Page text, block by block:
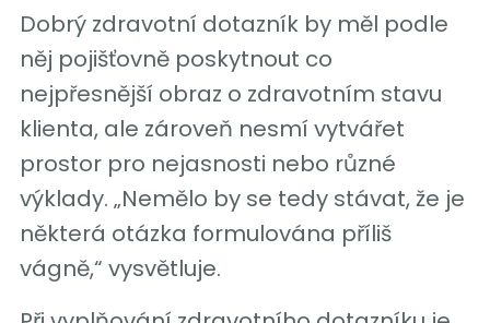
Dobrý zdravotní dotazník by měl podle
něj pojišťovně poskytnout co
nejpřesnější obraz o zdravotním stavu
klienta, ale zároveň nesmí vytvářet
prostor pro nejasnosti nebo různé
výklady. „Nemělo by se tedy stávat, že je
některá otázka formulována příliš
vágně,“ vysvětluje.